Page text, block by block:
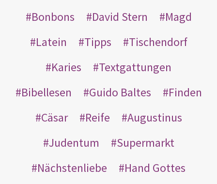
Bonbons
David Stern
Magd
Latein
Tipps
Tischendorf
Karies
Textgattungen
Bibellesen
Guido Baltes
Finden
Cäsar
Reife
Augustinus
Judentum
Supermarkt
Nächstenliebe
Hand Gottes